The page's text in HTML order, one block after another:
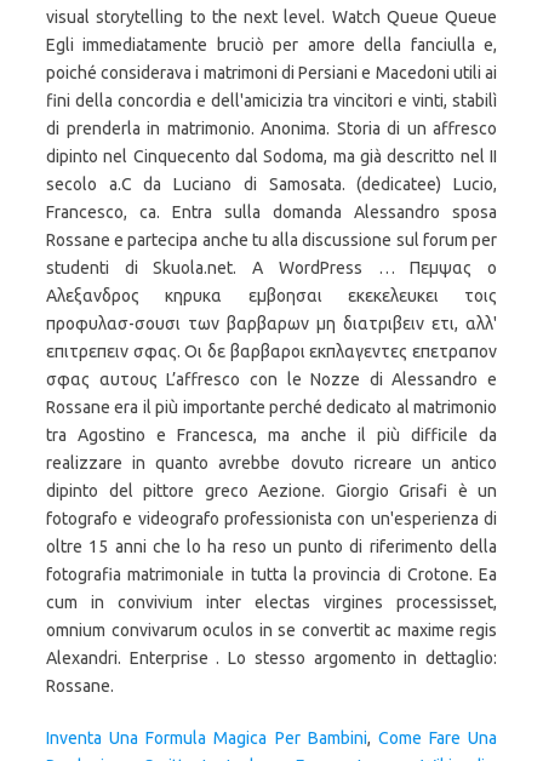
Inventa Una Formula Magica Per Bambini, Come Fare Una